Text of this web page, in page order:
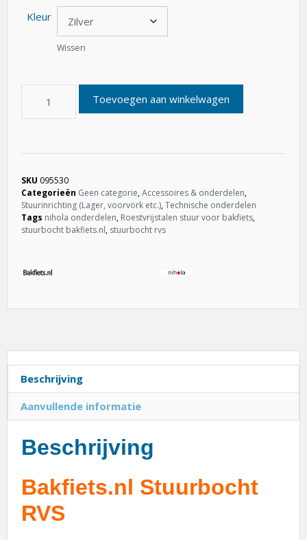
Kleur
Wissen
Toevoegen aan winkelwagen
SKU 095530
Categorieën Geen categorie,Accessoires & onderdelen,
Stuurinrichting (Lager, voorvork etc.),Technische onderdelen
Tags nihola onderdelen, Roestvrijstalen stuur voor bakfiets,
stuurbocht bakfiets.nl, stuurbocht rvs
Beschrijving
Aanvullende informatie
Beschrijving
Bakfiets.nl Stuurbocht
RVS